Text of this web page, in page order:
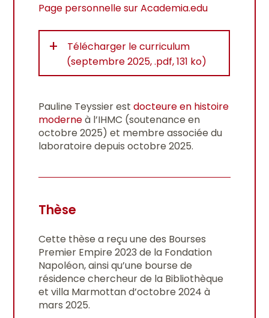
Page personnelle sur Academia.edu
+
Télécharger le curriculum
(septembre 2025, .pdf, 131 ko)
Pauline Teyssier estdocteure en histoire
moderneà l’IHMC (soutenance en
octobre 2025) et membre associée du
laboratoire depuis octobre 2025.
Thèse
Cette thèse a reçu une des Bourses
Premier Empire 2023 de la Fondation
Napoléon, ainsi qu’une bourse de
résidence chercheur de la Bibliothèque
et villa Marmottan d’octobre 2024 à
mars 2025.